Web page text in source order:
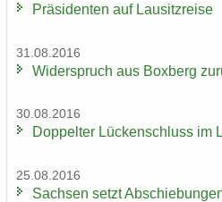
Prä­si­den­ten auf Lau­sitz­rei­se
31.08.2016
Wi­der­spruch aus Box­berg
30.08.2016
Dop­pel­ter Lü­cken­schluss im
25.08.2016
Sach­sen setzt